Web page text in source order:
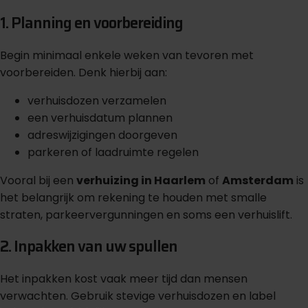
1. Planning en voorbereiding
Begin minimaal enkele weken van tevoren met
voorbereiden. Denk hierbij aan:
verhuisdozen verzamelen
een verhuisdatum plannen
adreswijzigingen doorgeven
parkeren of laadruimte regelen
Vooral bij een verhuizing in Haarlem of Amsterdam is
het belangrijk om rekening te houden met smalle
straten, parkeervergunningen en soms een verhuislift.
2. Inpakken van uw spullen
Het inpakken kost vaak meer tijd dan mensen
verwachten. Gebruik stevige verhuisdozen en label